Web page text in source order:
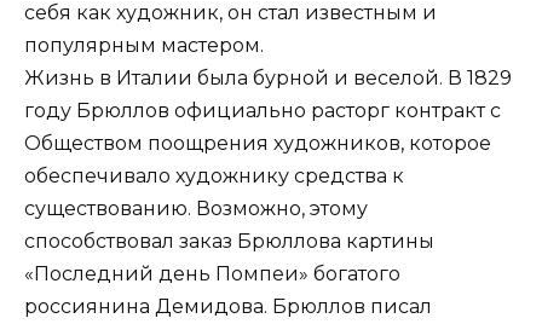
себя как художник, он стал известным и
популярным мастером.
Жизнь в Италии была бурной и веселой. В 1829
году Брюллов официально расторг контракт с
Обществом поощрения художников, которое
обеспечивало художнику средства к
существованию. Возможно, этому
способствовал заказ Брюллова картины
«Последний день Помпеи» богатого
россиянина Демидова. Брюллов писал